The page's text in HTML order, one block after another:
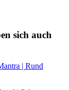
sich auch